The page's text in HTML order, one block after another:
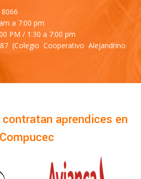
a 7:00 pm
PM / 1:30 a 7:00 pm
(Colegio Cooperativo Alejandrino
aprendices en
Compucec